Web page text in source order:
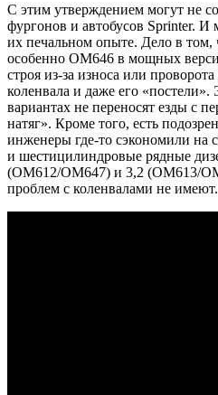
С этим утверждением могут не
фургонов и автобусов Sprinter. И
их печальном опыте. Дело в том,
особенно OM646 в мощных
строя из-за износа или
коленвала и даже его
вариантах не переносят езды с
натяг». Кроме того, есть
инженеры где-то сэкономили на
и шестицилиндровые рядные
(OM612/OM647) и 3,2 (OM613/
проблем с коленвалами не имеют.